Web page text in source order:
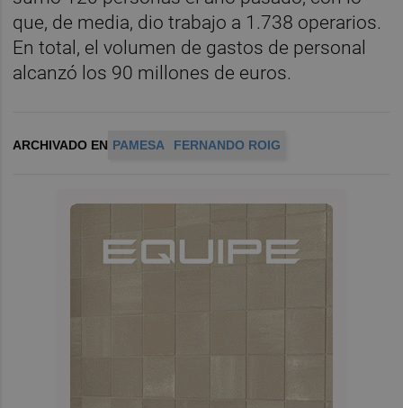
que, de media, dio trabajo a 1.738 operarios.
En total, el volumen de gastos de personal
alcanzó los 90 millones de euros.
ARCHIVADO EN PAMESA FERNANDO ROIG